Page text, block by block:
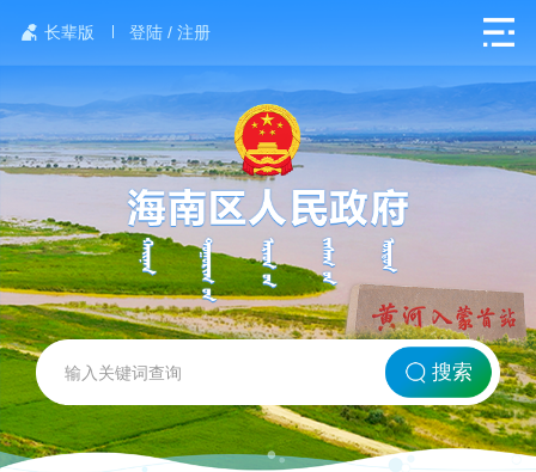
长辈版 登陆 / 注册
网站首页
北方海南
搜索